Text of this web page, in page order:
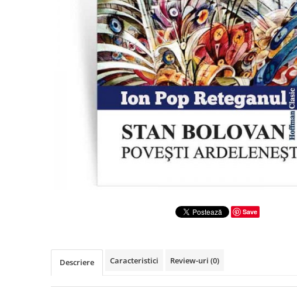
Save
Descriere Caracteristici Review-uri (0)